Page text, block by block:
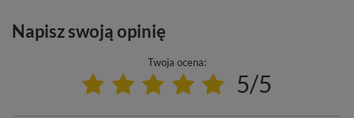
Napisz swoją opinię
Twoja ocena:
5/5